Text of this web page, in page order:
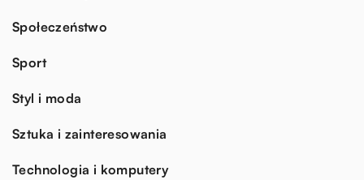
Społeczeństwo
Sport
Styl i moda
Sztuka i zainteresowania
Technologia i komputery